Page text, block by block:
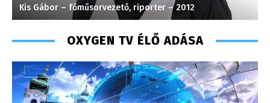
Kis Gábor – főműsorvezető, riporter – 2012
OXYGEN TV ÉLŐ ADÁSA